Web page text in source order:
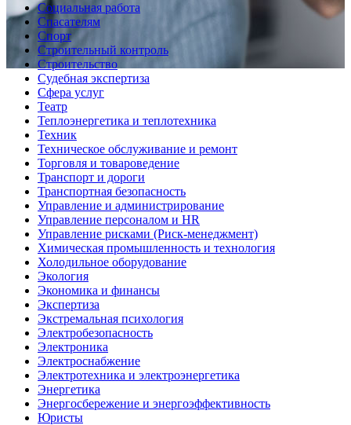
Социальная работа
Спасателям
Спорт
Строительный контроль
Строительство
Судебная экспертиза
Сфера услуг
Театр
Теплоэнергетика и теплотехника
Техник
Техническое обслуживание и ремонт
Торговля и товароведение
Транспорт и дороги
Транспортная безопасность
Управление и администрирование
Управление персоналом и HR
Управление рисками (Риск-менеджмент)
Химическая промышленность и технология
Холодильное оборудование
Экология
Экономика и финансы
Экспертиза
Экстремальная психология
Электробезопасность
Электроника
Электроснабжение
Электротехника и электроэнергетика
Энергетика
Энергосбережение и энергоэффективность
Юристы